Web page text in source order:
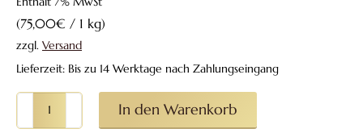
(75,00€ / 1 kg)
zzgl. Versand
Lieferzeit: Bis zu 14 Werktage nach Zahlungseingang
Prinzessnougat
Praline
In den Warenkorb